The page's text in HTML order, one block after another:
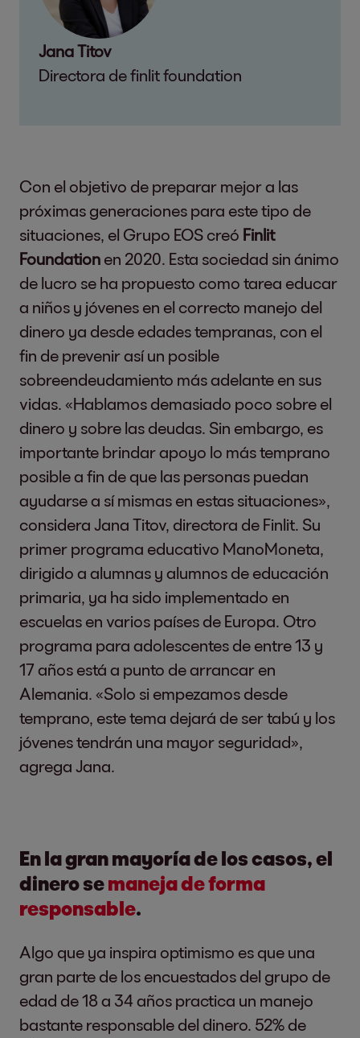
Jana Titov
Directora de finlit foundation
Con el objetivo de preparar mejor a las
próximas generaciones para este tipo de
situaciones, el Grupo EOS creó Finlit
Foundation en 2020. Esta sociedad sin ánimo
de lucro se ha propuesto como tarea educar
a niños y jóvenes en el correcto manejo del
dinero ya desde edades tempranas, con el
fin de prevenir así un posible
sobreendeudamiento más adelante en sus
vidas. «Hablamos demasiado poco sobre el
dinero y sobre las deudas. Sin embargo, es
importante brindar apoyo lo más temprano
posible a fin de que las personas puedan
ayudarse a sí mismas en estas situaciones»,
considera Jana Titov, directora de Finlit. Su
primer programa educativo ManoMoneta,
dirigido a alumnas y alumnos de educación
primaria, ya ha sido implementado en
escuelas en varios países de Europa. Otro
programa para adolescentes de entre 13 y
17 años está a punto de arrancar en
Alemania. «Solo si empezamos desde
temprano, este tema dejará de ser tabú y los
jóvenes tendrán una mayor seguridad»,
agrega Jana.
En la gran mayoría de los casos, el
dinero semaneja de forma
responsable.
Algo que ya inspira optimismo es que una
gran parte de los encuestados del grupo de
edad de 18 a 34 años practica un manejo
bastante responsable del dinero. 52% de